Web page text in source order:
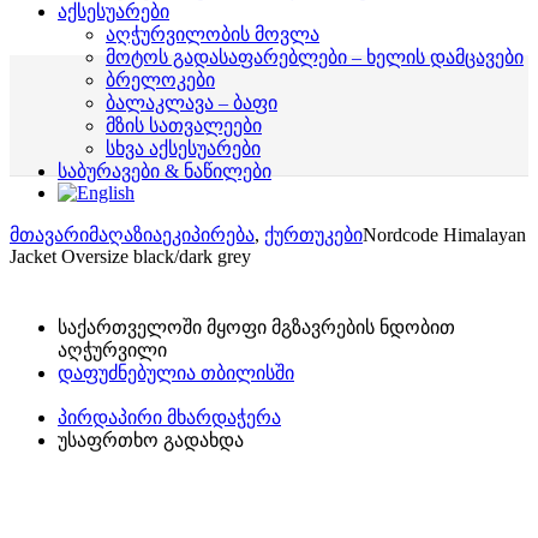
აქსესუარები
აღჭურვილობის მოვლა
მოტოს გადასაფარებლები – ხელის დამცავები
ბრელოკები
ბალაკლავა – ბაფი
მზის სათვალეები
სხვა აქსესუარები
საბურავები & ნაწილები
მთავარიმაღაზიაეკიპირება, ქურთუკებიNordcode Himalayan
Jacket Oversize black/dark grey
საქართველოში მყოფი მგზავრების ნდობით
აღჭურვილი
დაფუძნებულია თბილისში
პირდაპირი მხარდაჭერა
უსაფრთხო გადახდა